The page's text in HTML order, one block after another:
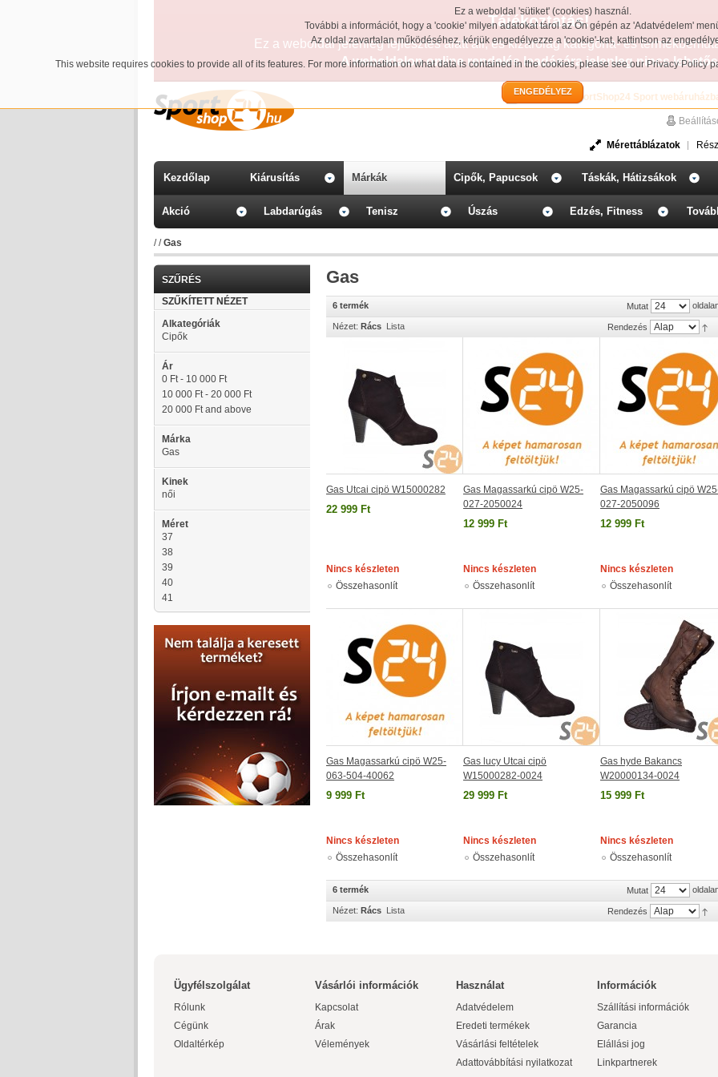
Ez a weboldal 'sütiket' (cookies) használ.
További a információt, hogy a 'cookie' milyen adatokat tárol az Ön gépén az 'Adatvédelem'
Az oldal zavartalan működéséhez, kérjük engedélyezze a 'cookie'-kat, kattintson az
This website requires cookies to provide all of its features. For more information on what data is contained in the cookies, please see ourPrivacy Policy
ENGEDÉLYEZ
Tájékoztatás!
Ez a weboldal jelenleg fejlesztés alatt áll, és kizárólag kategória- és
A weboldalon online rendelés leadására jelenleg nincs
Üdvözöljük a SportShop24 Sport
Mérettáblázatok
Kezdőlap Kiárusítás Márkák Cipők, Papucsok Táskák, Hátizsákok
Akció Labdarúgás Tenisz Úszás Edzés, Fitness
//Gas
SZŰRÉS
SZŰKÍTETT NÉZET
Alkategóriák
Cipők
Ár
0 Ft- 10 000 Ft
10 000 Ft- 20 000 Ft
20 000 Ftand above
Márka
Gas
Kinek
női
Méret
37
38
39
40
41
Gas
6 termék Mutat
Nézet: Rács Lista Rendezés
Gas Utcai cipö W15000282
22 999 Ft
Nincs készleten
Összehasonlít
Gas Magassarkú cipö W25-
027-2050024
12 999 Ft
Nincs készleten
Összehasonlít
Gas Magassarkú cipö
027-2050096
12 999 Ft
Nincs készleten
Összehasonlít
Gas Magassarkú cipö W25-
063-504-40062
9 999 Ft
Nincs készleten
Összehasonlít
Gas lucy Utcai cipö
W15000282-0024
29 999 Ft
Nincs készleten
Összehasonlít
Gas hyde Bakancs
W20000134-0024
15 999 Ft
Nincs készleten
Összehasonlít
6 termék Mutat
Nézet: Rács Lista Rendezés
Ügyfélszolgálat
Rólunk
Cégünk
Oldaltérkép
Vásárlói információk
Kapcsolat
Árak
Vélemények
Használat
Adatvédelem
Eredeti termékek
Vásárlási feltételek
Adattovábbítási nyilatkozat
Információk
Szállítási információk
Garancia
Elállási jog
Linkpartnerek